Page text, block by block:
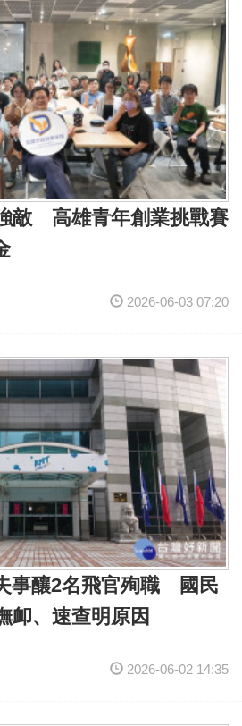
敵 高雄青年創業挑戰賽
2026-06-03 07:20
事釀2名飛官殉職 國民
卹、速查明原因
2026-06-02 14:35